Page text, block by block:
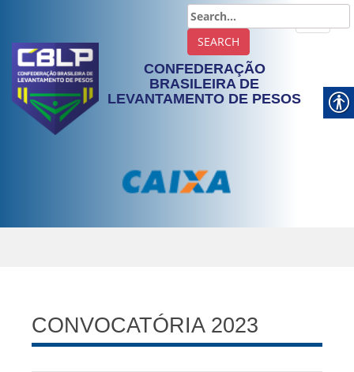
CONFEDERAÇÃO
BRASILEIRA DE
LEVANTAMENTO DE PESOS
CONVOCATÓRIA 2023